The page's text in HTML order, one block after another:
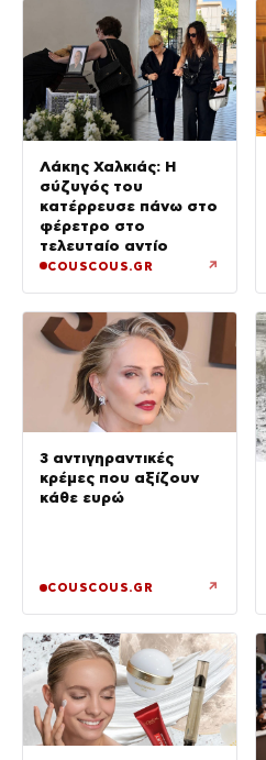
Λάκης Χαλκιάς: Η
σύζυγός του
κατέρρευσε πάνω στο
φέρετρο στο
τελευταίο αντίο
COUSCOUS.GR ↗
3 αντιγηραντικές
κρέμες που αξίζουν
κάθε ευρώ
COUSCOUS.GR ↗